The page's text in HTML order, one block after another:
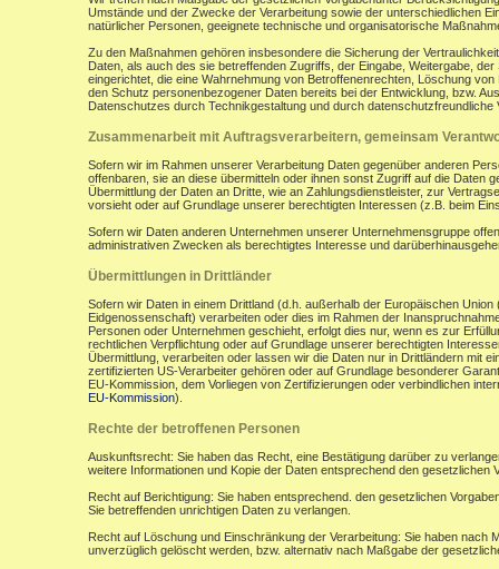
Umstände und der Zwecke der Verarbeitung sowie der unterschiedlichen
natürlicher Personen, geeignete technische und organisatorische
Zu den Maßnahmen gehören insbesondere die Sicherung der
Daten, als auch des sie betreffenden Zugriffs, der Eingabe, Weitergabe,
eingerichtet, die eine Wahrnehmung von Betroffenenrechten, Löschung
den Schutz personenbezogener Daten bereits bei der Entwicklung, bzw.
Datenschutzes durch Technikgestaltung und durch datenschutzfreundliche
Zusammenarbeit mit Auftragsverarbeitern, gemeinsam
Sofern wir im Rahmen unserer Verarbeitung Daten gegenüber anderen
offenbaren, sie an diese übermitteln oder ihnen sonst Zugriff auf die Daten
Übermittlung der Daten an Dritte, wie an Zahlungsdienstleister, zur
vorsieht oder auf Grundlage unserer berechtigten Interessen (z.B. beim
Sofern wir Daten anderen Unternehmen unserer Unternehmensgruppe
administrativen Zwecken als berechtigtes Interesse und
Übermittlungen in Drittländer
Sofern wir Daten in einem Drittland (d.h. außerhalb der Europäischen
Eidgenossenschaft) verarbeiten oder dies im Rahmen der
Personen oder Unternehmen geschieht, erfolgt dies nur, wenn es zur
rechtlichen Verpflichtung oder auf Grundlage unserer berechtigten
Übermittlung, verarbeiten oder lassen wir die Daten nur in Drittländern mit
zertifizierten US-Verarbeiter gehören oder auf Grundlage besonderer
EU-Kommission, dem Vorliegen von Zertifizierungen oder verbindlichen
EU-Kommission).
Rechte der betroffenen Personen
Auskunftsrecht: Sie haben das Recht, eine Bestätigung darüber zu
weitere Informationen und Kopie der Daten entsprechend den gesetzlichen
Recht auf Berichtigung: Sie haben entsprechend. den gesetzlichen
Sie betreffenden unrichtigen Daten zu verlangen.
Recht auf Löschung und Einschränkung der Verarbeitung: Sie haben
unverzüglich gelöscht werden, bzw. alternativ nach Maßgabe der